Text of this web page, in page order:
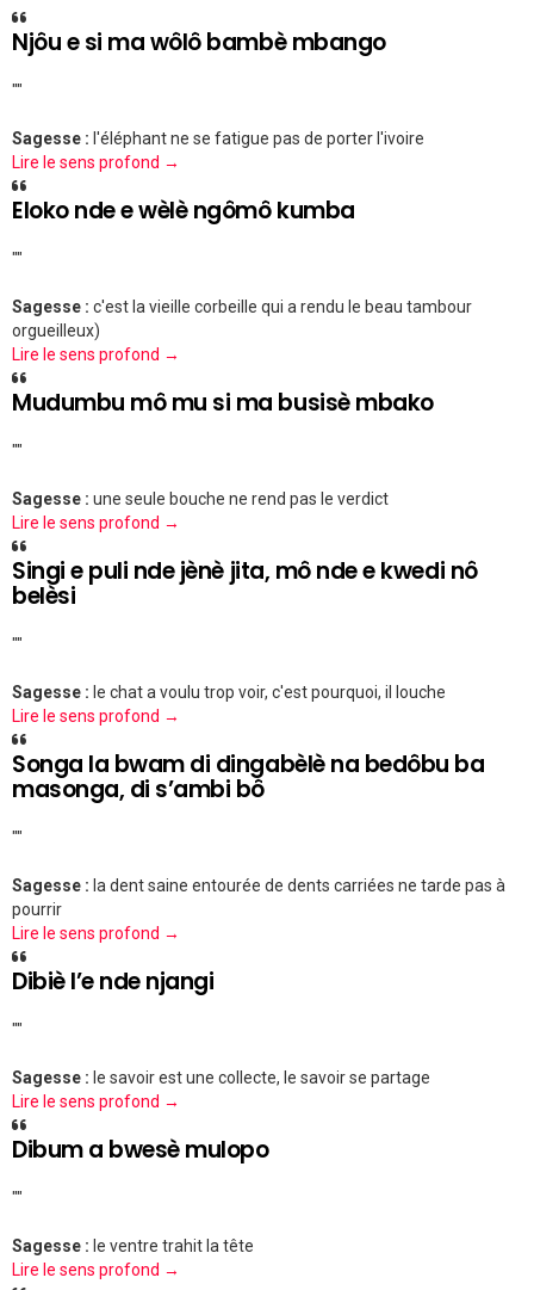
Njôu e si ma wôlô bambè mbango
""
Sagesse : l'éléphant ne se fatigue pas de porter l'ivoire
Lire le sens profond →
Eloko nde e wèlè ngômô kumba
""
Sagesse : c'est la vieille corbeille qui a rendu le beau tambour
orgueilleux)
Lire le sens profond →
Mudumbu mô mu si ma busisè mbako
""
Sagesse : une seule bouche ne rend pas le verdict
Lire le sens profond →
Singi e puli nde jènè jita, mô nde e kwedi nô
belèsi
""
Sagesse : le chat a voulu trop voir, c'est pourquoi, il louche
Lire le sens profond →
Songa la bwam di dingabèlè na bedôbu ba
masonga, di s’ambi bô
""
Sagesse : la dent saine entourée de dents carriées ne tarde pas à
pourrir
Lire le sens profond →
Dibiè l’e nde njangi
""
Sagesse : le savoir est une collecte, le savoir se partage
Lire le sens profond →
Dibum a bwesè mulopo
""
Sagesse : le ventre trahit la tête
Lire le sens profond →